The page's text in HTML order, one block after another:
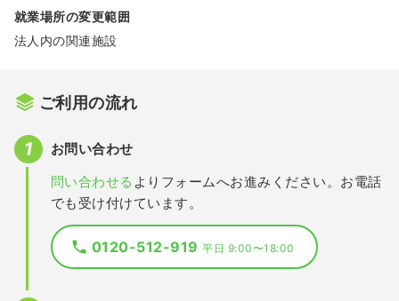
就業場所の変更範囲
法人内の関連施設
ご利用の流れ
お問い合わせ
問い合わせる よりフォームへお進みください。お電話
でも受け付けています。
0120-512-919平日 9:00〜18:00